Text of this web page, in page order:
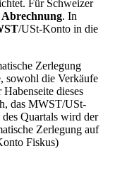
Für Schweizer
Abrechnung. In
/USt-Konto in die
Zerlegung
sowohl die Verkäufe
dieses
das MWST/USt-
Quartals wird der
Zerlegung auf
Fiskus)